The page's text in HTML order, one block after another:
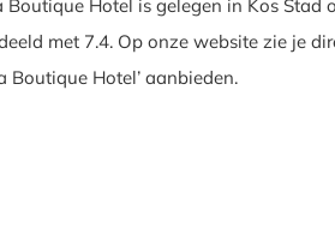
Boutique Hotel is gelegen in Kos
met 7.4. Op onze website zie je
Boutique Hotel’ aanbieden.